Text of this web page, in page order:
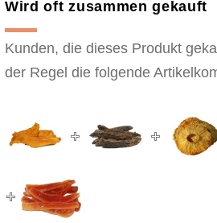
Wird oft zusammen gekauft
Kunden, die dieses Produkt
der Regel die folgende